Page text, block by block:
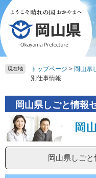
ペ
ー
ジ
の
先
頭
メ
ニ
ュ
ー
を
飛
文
現在地 トップページ > 岡山県
別仕事情報
岡山県しごと情報
岡山県しご